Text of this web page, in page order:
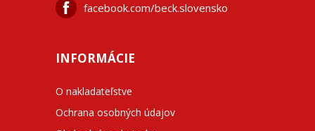
facebook.com/beck.slovensko
INFORMÁCIE
O nakladateľstve
Ochrana osobných údajov